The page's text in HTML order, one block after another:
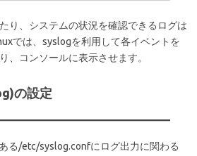
り、システムの状況を確認できるログは
では、syslogを利用して各イベントを
、コンソールに表示させます。
の設定
る/etc/syslog.confにログ出力に関わる